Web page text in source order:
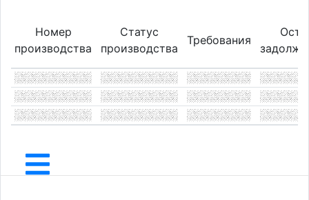
Номер
производства
Статус
производства
Требования